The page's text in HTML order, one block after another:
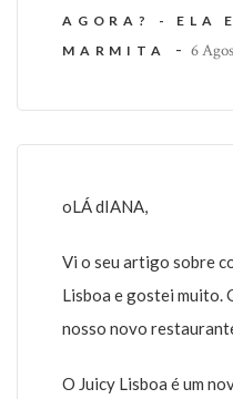
AGORA? - ELA
MARMITA
- 6
oLÁ dIANA,
Vi o seu artigo sobre
Lisboa e gostei muito.
nosso novo
O Juicy Lisboa é um